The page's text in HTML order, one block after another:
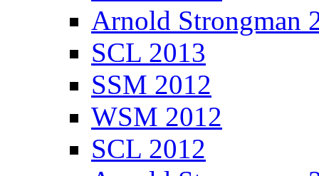
Arnold Strongman
SCL 2013
SSM 2012
WSM 2012
SCL 2012